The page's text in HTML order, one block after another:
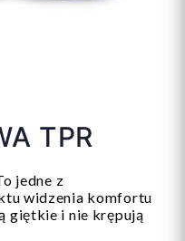
TPR
jedne z
widzenia komfortu
giętkie i nie krępują